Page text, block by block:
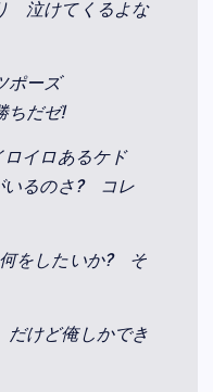
泣けてくるよな
ポーズ
ちだゼ!
イロあるケド
いるのさ? コレ
をしたいか? そ
けど俺しかでき